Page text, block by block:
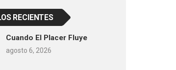
RECIENTES
Cuando El Placer Fluye
agosto 6, 2026